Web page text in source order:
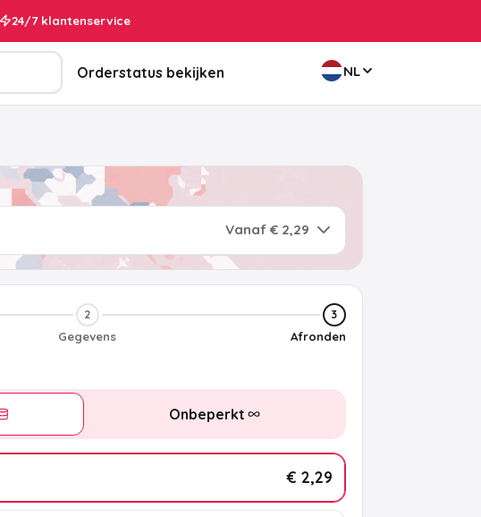
24/7 klantenservice
Orderstatus bekijken NL
Vanaf € 2,29
2
Gegevens
3
Afronden
Onbeperkt
€ 2,29